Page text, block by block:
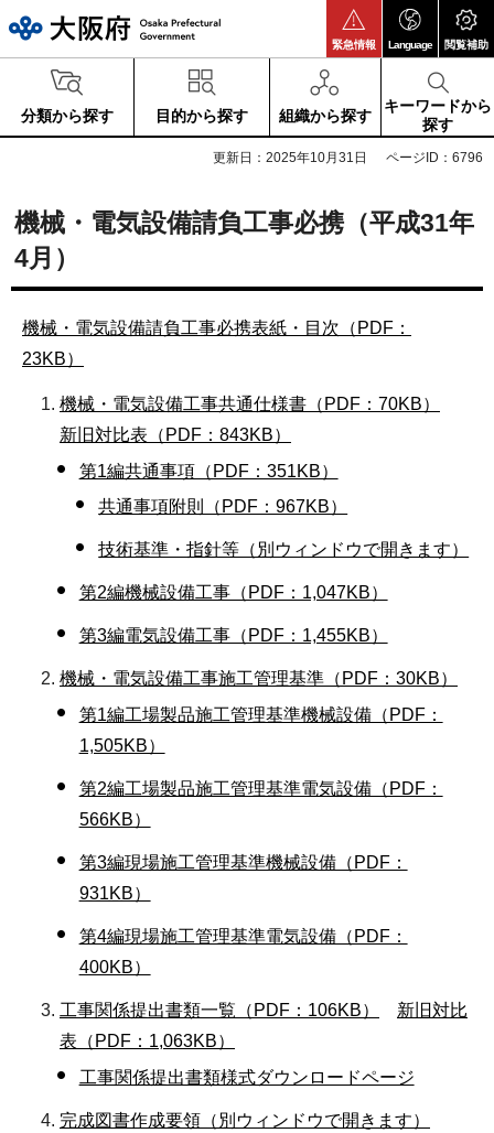
緊急情報 Language 閲覧補助
分類から探す 目的から探す 組織から探す
キーワードから
探す
更新日：2025年10月31日 ページID：6796
機械・電気設備請負工事必携（平成31年
4月）
機械・電気設備請負工事必携表紙・目次（PDF：
23KB）
機械・電気設備工事共通仕様書（PDF：70KB）
新旧対比表（PDF：843KB）
第1編共通事項（PDF：351KB）
共通事項附則（PDF：967KB）
技術基準・指針等（別ウィンドウで開きます）
第2編機械設備工事（PDF：1,047KB）
第3編電気設備工事（PDF：1,455KB）
機械・電気設備工事施工管理基準（PDF：30KB）
第1編工場製品施工管理基準機械設備（PDF：
1,505KB）
第2編工場製品施工管理基準電気設備（PDF：
566KB）
第3編現場施工管理基準機械設備（PDF：
931KB）
第4編現場施工管理基準電気設備（PDF：
400KB）
工事関係提出書類一覧（PDF：106KB）
新旧対比
表（PDF：1,063KB）
工事関係提出書類様式ダウンロードページ
完成図書作成要領（別ウィンドウで開きます）